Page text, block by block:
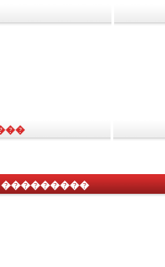
���������